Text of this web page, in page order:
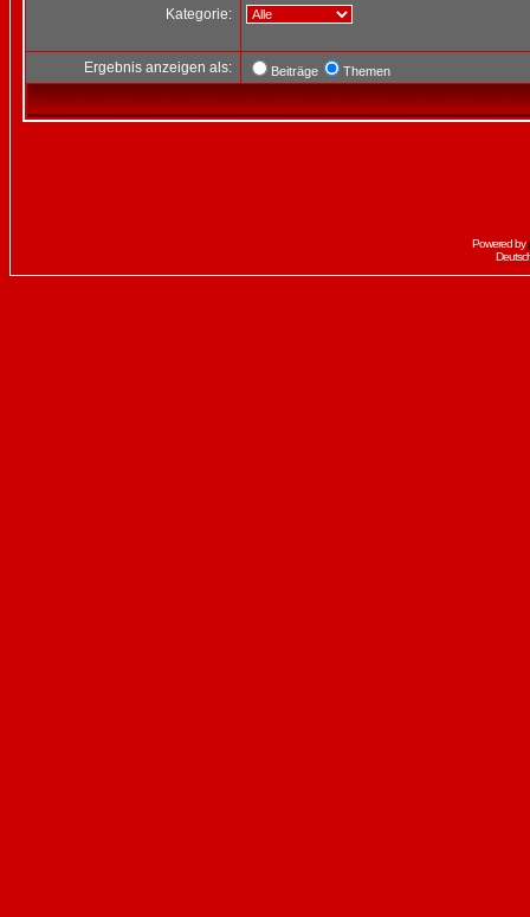
Kategorie:
Ergebnis anzeigen als: Beiträge Themen
Powered by